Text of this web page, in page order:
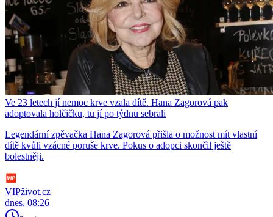
Ve 23 letech jí nemoc krve vzala dítě. Hana Zagorová pak
adoptovala holčičku, tu jí po týdnu sebrali
Legendární zpěvačka Hana Zagorová přišla o možnost mít vlastní
dítě kvůli vzácné poruše krve. Pokus o adopci skončil ještě
bolestněji.
VIPživot.cz
dnes, 08:26